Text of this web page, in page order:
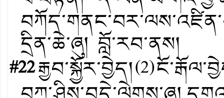
དྲིན་ཆེ་ཞུ། བློ་རབ་ནས།
#22རྒྱབ་སྐྱོར་བྱེད།(2)